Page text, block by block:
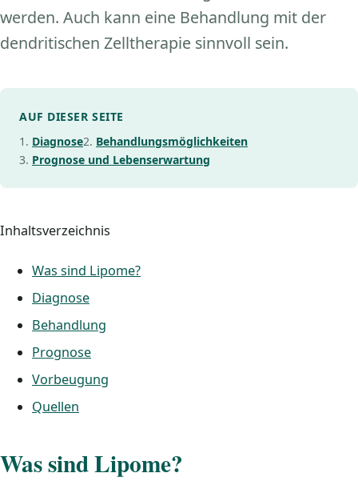
werden. Auch kann eine Behandlung mit der
dendritischen Zelltherapie sinnvoll sein.
AUF DIESER SEITE
Diagnose
Behandlungsmöglichkeiten
Prognose und Lebenserwartung
Inhaltsverzeichnis
Was sind Lipome?
Diagnose
Behandlung
Prognose
Vorbeugung
Quellen
Was sind Lipome?